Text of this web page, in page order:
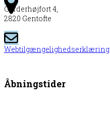
Garderhøjfort 4,
2820 Gentofte
Webtilgængelighedserklæring
Åbningstider